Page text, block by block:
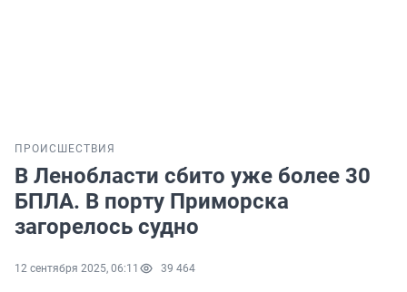
ПРОИСШЕСТВИЯ
В Ленобласти сбито уже более 30
БПЛА. В порту Приморска
загорелось судно
12 сентября 2025, 06:11 39 464